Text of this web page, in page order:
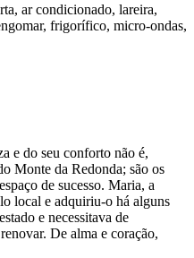
ar condicionado, lareira,
frigorífico, micro-ondas,
e do seu conforto não é,
Monte da Redonda; são os
de sucesso. Maria, a
local e adquiriu-o há alguns
e necessitava de
De alma e coração,